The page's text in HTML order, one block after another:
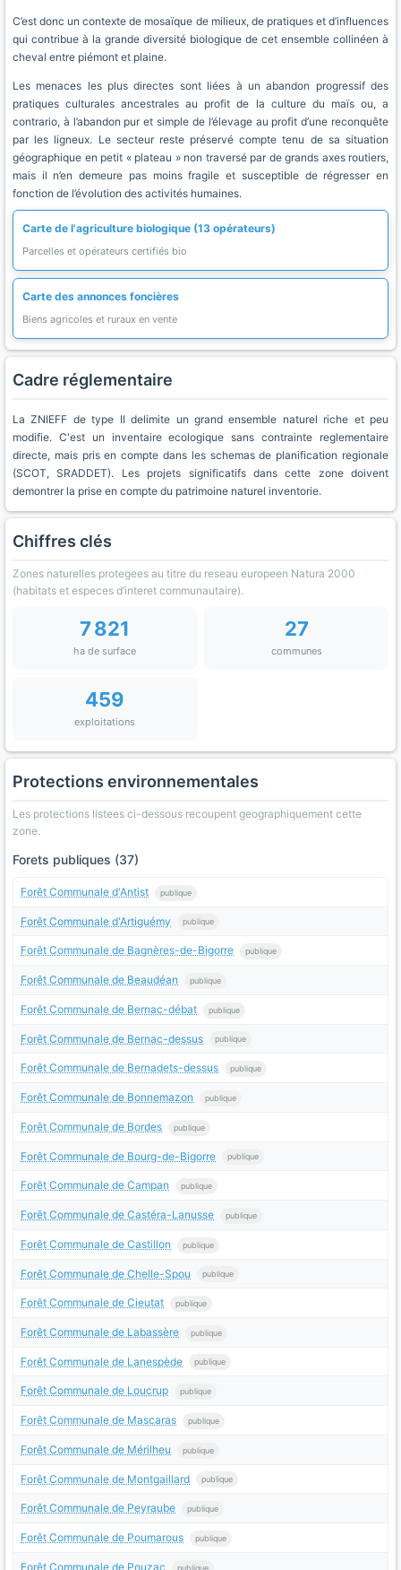
C’est donc un contexte de mosaïque de milieux, de pratiques et d’influences
qui contribue à la grande diversité biologique de cet ensemble collinéen à
cheval entre piémont et plaine.
Les menaces les plus directes sont liées à un abandon progressif des
pratiques culturales ancestrales au profit de la culture du maïs ou, a
contrario, à l’abandon pur et simple de l’élevage au profit d’une reconquête
par les ligneux. Le secteur reste préservé compte tenu de sa situation
géographique en petit « plateau » non traversé par de grands axes routiers,
mais il n’en demeure pas moins fragile et susceptible de régresser en
fonction de l’évolution des activités humaines.
Carte de l'agriculture biologique (13 opérateurs)
Parcelles et opérateurs certifiés bio
Carte des annonces foncières
Biens agricoles et ruraux en vente
Cadre réglementaire
La ZNIEFF de type II delimite un grand ensemble naturel riche et peu
modifie. C'est un inventaire ecologique sans contrainte reglementaire
directe, mais pris en compte dans les schemas de planification regionale
(SCOT, SRADDET). Les projets significatifs dans cette zone doivent
demontrer la prise en compte du patrimoine naturel inventorie.
Chiffres clés
Zones naturelles protegees au titre du reseau europeen Natura 2000
(habitats et especes d’interet communautaire).
7 821
ha de surface
27
communes
459
exploitations
Protections environnementales
Les protections listees ci-dessous recoupent geographiquement cette
zone.
Forets publiques (37)
Forêt Communale d'Antist publique
Forêt Communale d'Artiguémy publique
Forêt Communale de Bagnères-de-Bigorre publique
Forêt Communale de Beaudéan publique
Forêt Communale de Bernac-débat publique
Forêt Communale de Bernac-dessus publique
Forêt Communale de Bernadets-dessus publique
Forêt Communale de Bonnemazon publique
Forêt Communale de Bordes publique
Forêt Communale de Bourg-de-Bigorre publique
Forêt Communale de Campan publique
Forêt Communale de Castéra-Lanusse publique
Forêt Communale de Castillon publique
Forêt Communale de Chelle-Spou publique
Forêt Communale de Cieutat publique
Forêt Communale de Labassère publique
Forêt Communale de Lanespède publique
Forêt Communale de Loucrup publique
Forêt Communale de Mascaras publique
Forêt Communale de Mérilheu publique
Forêt Communale de Montgaillard publique
Forêt Communale de Peyraube publique
Forêt Communale de Poumarous publique
Forêt Communale de Pouzac publique